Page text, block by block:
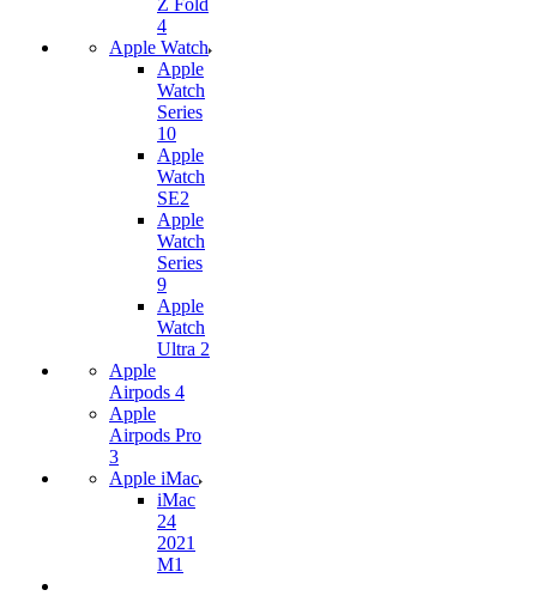
Z Fold
4
Apple Watch
Apple
Watch
Series
10
Apple
Watch
SE2
Apple
Watch
Series
9
Apple
Watch
Ultra 2
Apple
Airpods 4
Apple
Airpods Pro
3
Apple iMac
iMac
24
2021
M1